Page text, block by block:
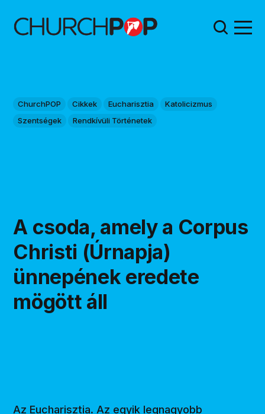
ChurchPOP Cikkek Eucharisztia
Katolicizmus
Szentségek
Rendkívüli Történetek
A csoda, amely a Corpus
Christi (Úrnapja)
ünnepének eredete
mögött áll
Az Eucharisztia. Az egyik legnagyobb